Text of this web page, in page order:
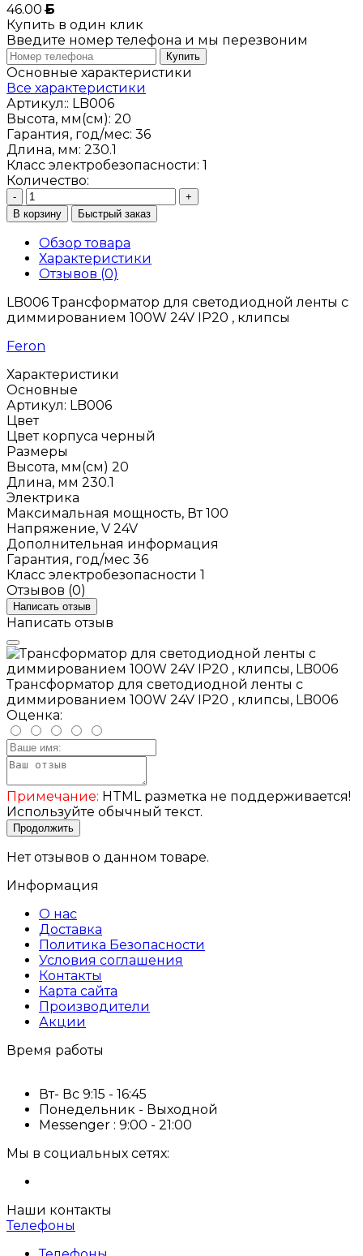
46.00Б
Купить в один клик
Введите номер телефона и мы перезвоним
Купить
Основные характеристики
Все характеристики
Артикул:: LB006
Высота, мм(см): 20
Гарантия, год/мес: 36
Длина, мм: 230.1
Класс электробезопасности: 1
Количество:
-
+
В корзину
Быстрый заказ
Обзор товара
Характеристики
Отзывов (0)
LB006 Трансформатор для светодиодной ленты с
диммированием 100W 24V IP20 , клипсы
Feron
Характеристики
Основные
Артикул: LB006
Цвет
Цвет корпуса черный
Размеры
Высота, мм(см) 20
Длина, мм 230.1
Электрика
Максимальная мощность, Вт 100
Напряжение, V 24V
Дополнительная информация
Гарантия, год/мес 36
Класс электробезопасности 1
Отзывов (0)
Написать отзыв
Написать отзыв
Трансформатор для светодиодной ленты с
диммированием 100W 24V IP20 , клипсы, LB006
Оценка:
Примечание: HTML разметка не поддерживается!
Используйте обычный текст.
Продолжить
Нет отзывов о данном товаре.
Информация
О нас
Доставка
Политика Безопасности
Условия соглашения
Контакты
Карта сайта
Производители
Акции
Время работы
Вт- Вс 9:15 - 16:45
Понедельник - Выходной
Messenger : 9:00 - 21:00
Мы в социальных сетях:
Наши контакты
Телефоны